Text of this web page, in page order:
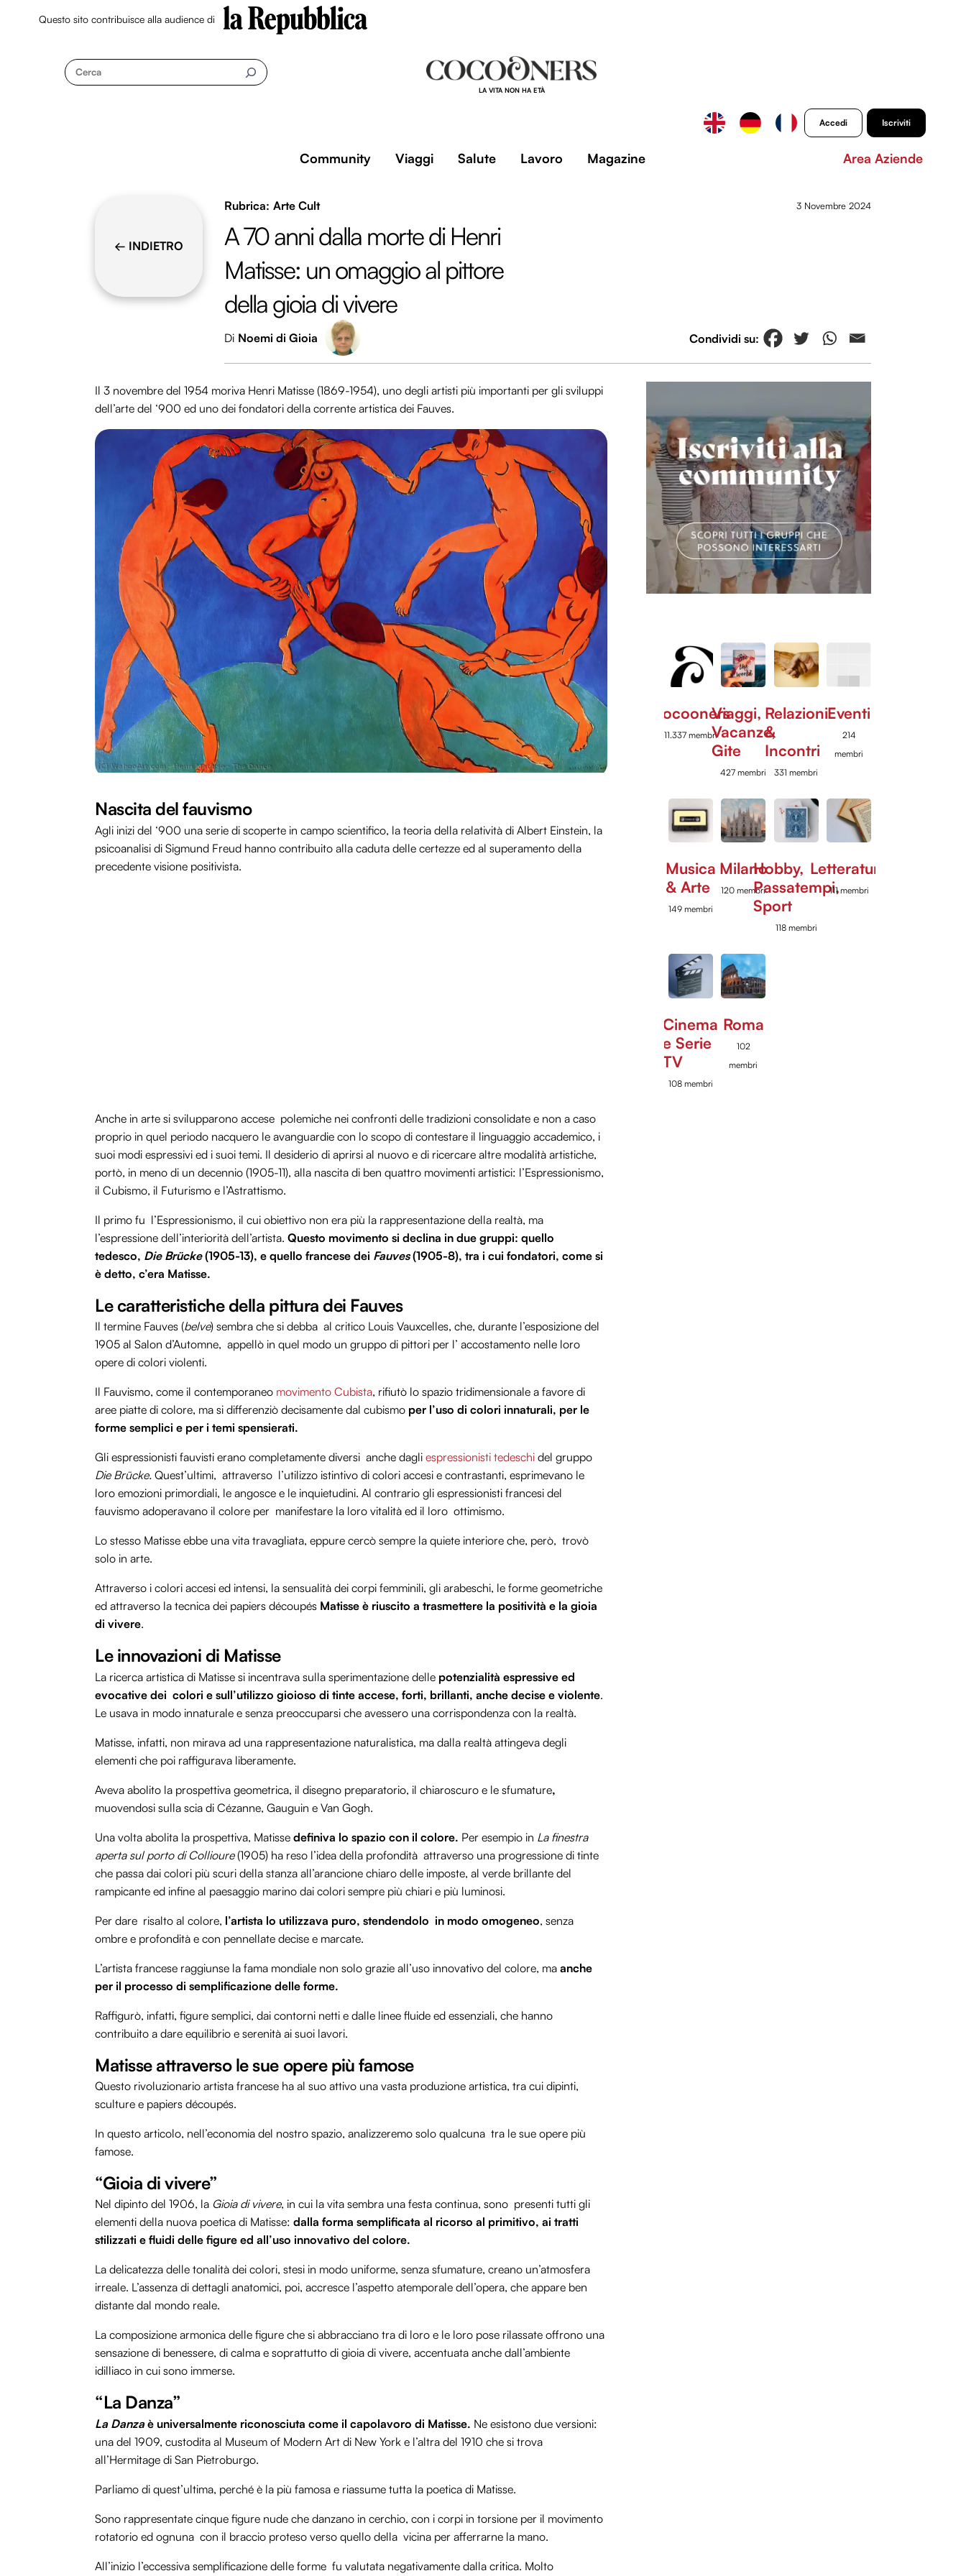
Questo sito contribuisce alla audience di
Cerca
LA VITA NON HA ETÀ
Accedi Iscriviti
Community Viaggi Salute Lavoro Magazine Area Aziende
← INDIETRO
Arte Cult 3 Novembre 2024
A 70 anni dalla morte di Henri
Matisse: un omaggio al pittore
della gioia di vivere
Di Noemi di Gioia
Il 3 novembre del 1954 moriva Henri Matisse (1869-1954), uno degli artisti più importanti per gli sviluppi
dell’arte del ‘900 ed uno dei fondatori della corrente artistica dei Fauves.
Nascita del fauvismo
Agli inizi del ‘900 una serie di scoperte in campo scientifico, la teoria della relatività di Albert Einstein, la
psicoanalisi di Sigmund Freud hanno contribuito alla caduta delle certezze ed al superamento della
precedente visione positivista.
Anche in arte si svilupparono accese polemiche nei confronti delle tradizioni consolidate e non a caso
proprio in quel periodo nacquero le avanguardie con lo scopo di contestare il linguaggio accademico, i
suoi modi espressivi ed i suoi temi. Il desiderio di aprirsi al nuovo e di ricercare altre modalità artistiche,
portò, in meno di un decennio (1905-11), alla nascita di ben quattro movimenti artistici: l’Espressionismo,
il Cubismo, il Futurismo e l’Astrattismo.
Il primo fu l’Espressionismo, il cui obiettivo non era più la rappresentazione della realtà, ma
l’espressione dell’interiorità dell’artista. Questo movimento si declina in due gruppi: quello
tedesco, Die Brücke(1905-13), e quello francese dei Fauves(1905-8), tra i cui fondatori, come si
è detto, c’era Matisse.
Le caratteristiche della pittura dei Fauves
Il termine Fauves (belve) sembra che si debba al critico Louis Vauxcelles, che, durante l’esposizione del
1905 al Salon d’Automne, appellò in quel modo un gruppo di pittori per l’ accostamento nelle loro
opere di colori violenti.
Il Fauvismo, come il contemporaneo movimento Cubista, rifiutò lo spazio tridimensionale a favore di
aree piatte di colore, ma si differenziò decisamente dal cubismo per l’uso di colori innaturali, per le
forme semplici e per i temi spensierati.
Gli espressionisti fauvisti erano completamente diversi anche dagli espressionisti tedeschi del gruppo
Die Brücke. Quest’ultimi, attraverso l’utilizzo istintivo di colori accesi e contrastanti, esprimevano le
loro emozioni primordiali, le angosce e le inquietudini. Al contrario gli espressionisti francesi del
fauvismo adoperavano il colore per manifestare la loro vitalità ed il loro ottimismo.
Lo stesso Matisse ebbe una vita travagliata, eppure cercò sempre la quiete interiore che, però, trovò
solo in arte.
Attraverso i colori accesi ed intensi, la sensualità dei corpi femminili, gli arabeschi, le forme geometriche
ed attraverso la tecnica dei papiers découpés Matisse è riuscito a trasmettere la positività e la gioia
di vivere.
Le innovazioni di Matisse
La ricerca artistica di Matisse si incentrava sulla sperimentazione delle potenzialità espressive ed
evocative dei colori e sull’utilizzo gioioso di tinte accese, forti, brillanti, anche decise e violente.
Le usava in modo innaturale e senza preoccuparsi che avessero una corrispondenza con la realtà.
Matisse, infatti, non mirava ad una rappresentazione naturalistica, ma dalla realtà attingeva degli
elementi che poi raffigurava liberamente.
Aveva abolito la prospettiva geometrica, il disegno preparatorio, il chiaroscuro e le sfumature,
muovendosi sulla scia di Cézanne, Gauguin e Van Gogh.
Una volta abolita la prospettiva, Matisse definiva lo spazio con il colore. Per esempio in La finestra
aperta sul porto di Collioure(1905) ha reso l’idea della profondità attraverso una progressione di tinte
che passa dai colori più scuri della stanza all’arancione chiaro delle imposte, al verde brillante del
rampicante ed infine al paesaggio marino dai colori sempre più chiari e più luminosi.
Per dare risalto al colore, l’artista lo utilizzava puro, stendendolo in modo omogeneo, senza
ombre e profondità e con pennellate decise e marcate.
L’artista francese raggiunse la fama mondiale non solo grazie all’uso innovativo del colore, ma anche
per il processo di semplificazione delle forme.
Raffigurò, infatti, figure semplici, dai contorni netti e dalle linee fluide ed essenziali, che hanno
contribuito a dare equilibrio e serenità ai suoi lavori.
Matisse attraverso le sue opere più famose
Questo rivoluzionario artista francese ha al suo attivo una vasta produzione artistica, tra cui dipinti,
sculture e papiers découpés.
In questo articolo, nell’economia del nostro spazio, analizzeremo solo qualcuna tra le sue opere più
famose.
“Gioia di vivere”
Nel dipinto del 1906, la Gioia di vivere, in cui la vita sembra una festa continua, sono presenti tutti gli
elementi della nuova poetica di Matisse: dalla forma semplificata al ricorso al primitivo, ai tratti
stilizzati e fluidi delle figure ed all’uso innovativo del colore.
La delicatezza delle tonalità dei colori, stesi in modo uniforme, senza sfumature, creano un’atmosfera
irreale. L’assenza di dettagli anatomici, poi, accresce l’aspetto atemporale dell’opera, che appare ben
distante dal mondo reale.
La composizione armonica delle figure che si abbracciano tra di loro e le loro pose rilassate offrono una
sensazione di benessere, di calma e soprattutto di gioia di vivere, accentuata anche dall’ambiente
idilliaco in cui sono immerse.
“La Danza”
La Danzaè universalmente riconosciuta come il capolavoro di Matisse. Ne esistono due versioni:
una del 1909, custodita al Museum of Modern Art di New York e l’altra del 1910 che si trova
all’Hermitage di San Pietroburgo.
Parliamo di quest’ultima, perché è la più famosa e riassume tutta la poetica di Matisse.
Sono rappresentate cinque figure nude che danzano in cerchio, con i corpi in torsione per il movimento
rotatorio ed ognuna con il braccio proteso verso quello della vicina per afferrarne la mano.
All’inizio l’eccessiva semplificazione delle forme fu valutata negativamente dalla critica. Molto
Cocooners
11.337 membri
Viaggi,
Vacanze,
Gite
427 membri
Relazioni
&
Incontri
331 membri
Eventi
214
membri
Musica
& Arte
149 membri
Milano
120 membri
Hobby,
Passatempi,
Sport
118 membri
Letteratura
111 membri
Cinema
e Serie
TV
108 membri
Roma
102
membri